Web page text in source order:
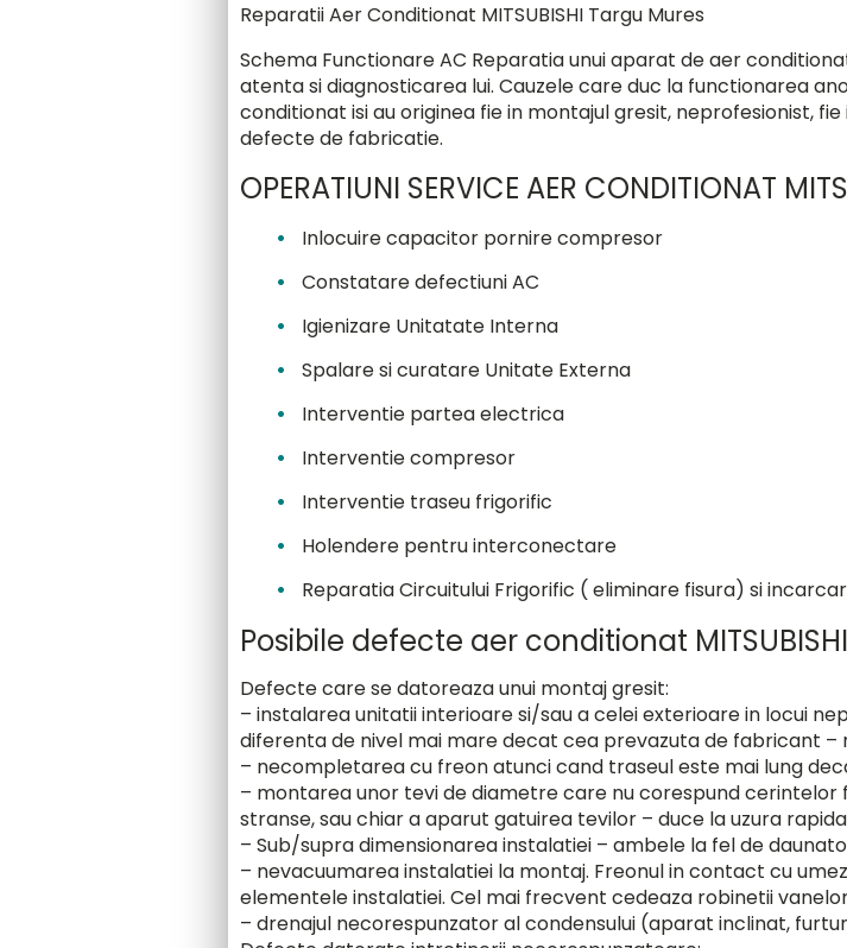
Reparatii Aer Conditionat MITSUBISHI Targu Mures
Schema Functionare AC Reparatia unui aparat de aer
atenta si diagnosticarea lui. Cauzele care duc la functionarea
conditionat isi au originea fie in montajul gresit, neprofesionist,
defecte de fabricatie.
OPERATIUNI SERVICE AER CONDITIONAT
Inlocuire capacitor pornire compresor
Constatare defectiuni AC
Igienizare Unitatate Interna
Spalare si curatare Unitate Externa
Interventie partea electrica
Interventie compresor
Interventie traseu frigorific
Holendere pentru interconectare
Reparatia Circuitului Frigorific ( eliminare fisura) si
Posibile defecte aer conditionat
Defecte care se datoreaza unui montaj gresit:
– instalarea unitatii interioare si/sau a celei exterioare in locui
diferenta de nivel mai mare decat cea prevazuta de fabricant –
– necompletarea cu freon atunci cand traseul este mai lung
– montarea unor tevi de diametre care nu corespund
stranse, sau chiar a aparut gatuirea tevilor – duce la uzura
– Sub/supra dimensionarea instalatiei – ambele la fel de
– nevacuumarea instalatiei la montaj. Freonul in contact cu
elementele instalatiei. Cel mai frecvent cedeaza robinetii vanelor
– drenajul necorespunzator al condensului (aparat inclinat,